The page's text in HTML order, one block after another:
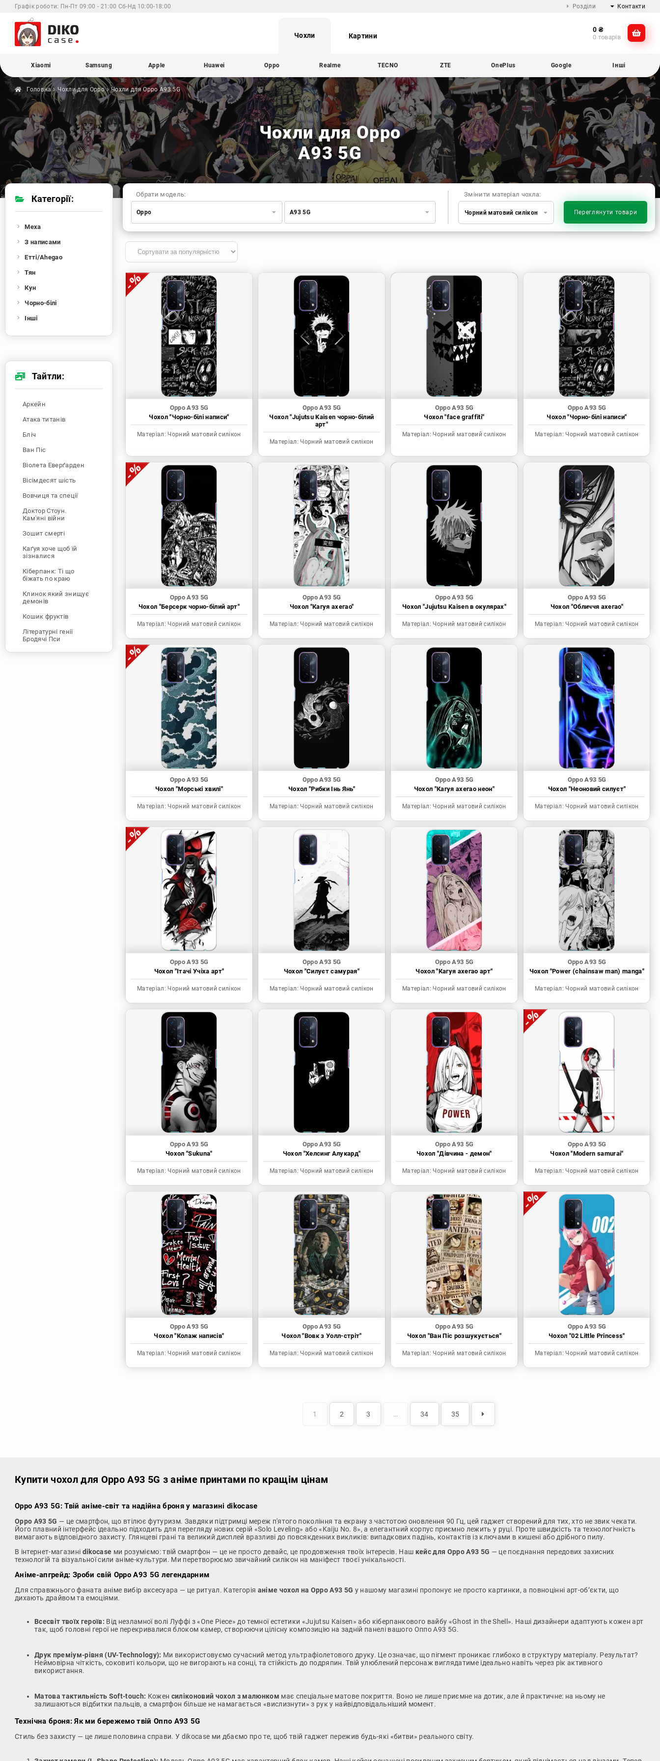
Графік роботи: Пн-Пт 09:00 - 21:00 Сб-Нд 10:00-18:00 Розділи Контакти
@dikocase
Чохли Картини
0 ₴
0 товарів
Xiaomi Samsung Apple Huawei Oppo Realme TECNO ZTE OnePlus Google Інші
Головна Чохли дляOppo Чохли для OppoA93 5G
Чохли для Oppo
A93 5G
Змінити матеріал чохла:
Чорний матовий силікон Переглянути товари
Обрати модель:
Oppo
Samsung
Huawei
Realme
TECNO
OnePlus
Google
Infinix
Sony
Motorola
A93 5G
Oppo A93 5G
Чохол "Чорно-білі написи"
Матеріал: Чорний матовий силікон
Oppo A93 5G
Чохол "Jujutsu Kaisen чорно-білий
арт"
Матеріал: Чорний матовий силікон
Oppo A93 5G
Чохол "face graffiti"
Матеріал: Чорний матовий силікон
Oppo A93 5G
Чохол "Чорно-білі написи"
Матеріал: Чорний матовий силікон
Oppo A93 5G
Чохол "Берсерк чорно-білий арт"
Матеріал: Чорний матовий силікон
Oppo A93 5G
Чохол "Кагуя ахегао"
Матеріал: Чорний матовий силікон
Oppo A93 5G
Чохол "Jujutsu Kaisen в окулярах"
Матеріал: Чорний матовий силікон
Oppo A93 5G
Чохол "Обличчя ахегао"
Матеріал: Чорний матовий силікон
Oppo A93 5G
Чохол "Морські хвилі"
Матеріал: Чорний матовий силікон
Oppo A93 5G
Чохол "Рибки Інь Янь"
Матеріал: Чорний матовий силікон
Oppo A93 5G
Чохол "Кагуя ахегао неон"
Матеріал: Чорний матовий силікон
Oppo A93 5G
Чохол "Неоновий силуєт"
Матеріал: Чорний матовий силікон
Oppo A93 5G
Чохол "Ітачі Учіха арт"
Матеріал: Чорний матовий силікон
Oppo A93 5G
Чохол "Силуєт самурая"
Матеріал: Чорний матовий силікон
Oppo A93 5G
Чохол "Кагуя ахегао арт"
Матеріал: Чорний матовий силікон
Oppo A93 5G
Чохол "Power (chainsaw man) manga"
Матеріал: Чорний матовий силікон
Oppo A93 5G
Чохол "Sukuna"
Матеріал: Чорний матовий силікон
Oppo A93 5G
Чохол "Хелсинг Алукард"
Матеріал: Чорний матовий силікон
Oppo A93 5G
Чохол "Дівчина - демон"
Матеріал: Чорний матовий силікон
Oppo A93 5G
Чохол "Modern samurai"
Матеріал: Чорний матовий силікон
Oppo A93 5G
Чохол "Колаж написів"
Матеріал: Чорний матовий силікон
Oppo A93 5G
Чохол "Вовк з Уолл-стріт"
Матеріал: Чорний матовий силікон
Oppo A93 5G
Чохол "Ван Піс розшукується"
Матеріал: Чорний матовий силікон
Oppo A93 5G
Чохол "02 Little Princess"
Матеріал: Чорний матовий силікон
1 2 3 … 34 35
Категорії:
Меха
З написами
Етті/Ahegao
Тян
Кун
Чорно-білі
Інші
Тайтли:
Аркейн
Атака титанів
Бліч
Ван Піс
Віолета Еверґарден
Вісімдесят шість
Вовчиця та спеції
Доктор Стоун.
Кам'яні війни
Зошит смерті
Каґуя хоче щоб їй
зізналися
Кіберпанк: Ті що
біжать по краю
Клинок який знищує
демонів
Кошик фруктів
Літературні генії
Бродячі Пси
Людина-бензопила
Купити чохол для Oppo A93 5G з аніме принтами по кращім цінам
Oppo A93 5G: Твій аніме-світ та надійна броня у магазині dikocase
Oppo A93 5G — це смартфон, що втілює футуризм. Завдяки підтримці мереж п'ятого покоління та екрану з частотою оновлення 90 Гц, цей гаджет створений для тих, хто не звик чекати.
Його плавний інтерфейс ідеально підходить для перегляду нових серій «Solo Leveling» або «Kaiju No. 8», а елегантний корпус приємно лежить у руці. Проте швидкість та технологічність
вимагають відповідного захисту. Глянцеві грані та великий дисплей вразливі до повсякденних викликів: випадкових падінь, контактів із ключами в кишені або дрібного пилу.
В інтернет-магазині dikocase ми розуміємо: твій смартфон — це не просто девайс, це продовження твоїх інтересів. Наш кейс для Oppo A93 5G — це поєднання передових захисних
технологій та візуальної сили аніме-культури. Ми перетворюємо звичайний силікон на маніфест твоєї унікальності.
Аніме-апгрейд: Зроби свій Oppo A93 5G легендарним
Для справжнього фаната аніме вибір аксесуара — це ритуал. Категорія аніме чохол на Oppo A93 5G у нашому магазині пропонує не просто картинки, а повноцінні арт-об’єкти, що
дихають драйвом та емоціями.
Всесвіт твоїх героїв: Від незламної волі Луффі з «One Piece» до темної естетики «Jujutsu Kaisen» або кіберпанкового вайбу «Ghost in the Shell». Наші дизайнери адаптують кожен арт
так, щоб головні герої не перекривалися блоком камер, створюючи цілісну композицію на задній панелі вашого Оппо А93 5G.
Друк преміум-рівня (UV-Technology): Ми використовуємо сучасний метод ультрафіолетового друку. Це означає, що пігмент проникає глибоко в структуру матеріалу. Результат?
Неймовірна чіткість, соковиті кольори, що не вигорають на сонці, та стійкість до подряпин. Твій улюблений персонаж виглядатиме ідеально навіть через рік активного
використання.
Матова тактильність Soft-touch: Кожен силіконовий чохол з малюнком має спеціальне матове покриття. Воно не лише приємне на дотик, але й практичне: на ньому не
залишаються відбитки пальців, а смартфон більше не намагається «вислизнути» з рук у найвідповідальніший момент.
Технічна броня: Як ми бережемо твій Оппо А93 5G
Стиль без захисту — це лише половина справи. У dikocase ми дбаємо про те, щоб твій гаджет пережив будь-які «битви» реального світу.